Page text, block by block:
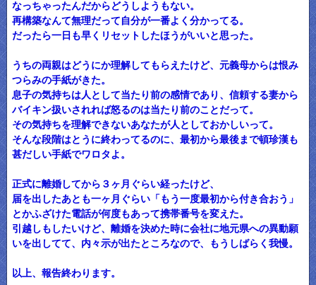
なっちゃったんだからどうしようもない。
再構築なんて無理だって自分が一番よく分かってる。
だったら一日も早くリセットしたほうがいいと思った。
うちの両親はどうにか理解してもらえたけど、元義母からは恨み
つらみの手紙がきた。
息子の気持ちは人として当たり前の感情であり、信頼する妻から
バイキン扱いされれば怒るのは当たり前のことだって。
その気持ちを理解できないあなたが人としておかしいって。
そんな段階はとうに終わってるのに、最初から最後まで頓珍漢も
甚だしい手紙でワロタよ。
正式に離婚してから３ヶ月ぐらい経ったけど、
届を出したあとも一ヶ月ぐらい「もう一度最初から付き合おう」
とかふざけた電話が何度もあって携帯番号を変えた。
引越しもしたいけど、離婚を決めた時に会社に地元県への異動願
いを出してて、内々示が出たところなので、もうしばらく我慢。
以上、報告終わります。